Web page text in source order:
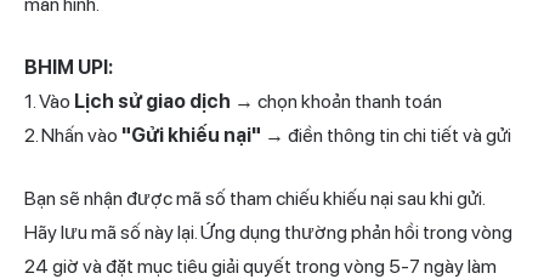
BHIM UPI:
1. Vào Lịch sử giao dịch → chọn khoản thanh toán
2. Nhấn vào "Gửi khiếu nại" → điền thông tin chi tiết và gửi
Bạn sẽ nhận được mã số tham chiếu khiếu nại sau khi gửi.
Hãy lưu mã số này lại. Ứng dụng thường phản hồi trong vòng
24 giờ và đặt mục tiêu giải quyết trong vòng 5-7 ngày làm